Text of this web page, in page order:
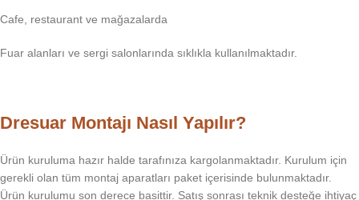
Cafe, restaurant ve mağazalarda
Fuar alanları ve sergi salonlarında sıklıkla kullanılmaktadır.
Dresuar Montajı Nasıl Yapılır?
Ürün kuruluma hazır halde tarafınıza kargolanmaktadır. Kurulum için
gerekli olan tüm montaj aparatları paket içerisinde bulunmaktadır.
Ürün kurulumu son derece basittir. Satış sonrası teknik desteğe ihtiyaç